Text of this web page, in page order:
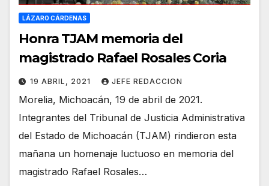
LÁZARO CÁRDENAS
Honra TJAM memoria del
magistrado Rafael Rosales Coria
19 ABRIL, 2021 JEFE REDACCION
Morelia, Michoacán, 19 de abril de 2021.
Integrantes del Tribunal de Justicia Administrativa
del Estado de Michoacán (TJAM) rindieron esta
mañana un homenaje luctuoso en memoria del
magistrado Rafael Rosales…